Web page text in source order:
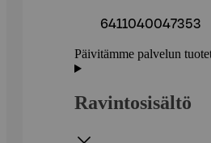
6411040047353
Päivitämme palvelun
Ravintosisältö